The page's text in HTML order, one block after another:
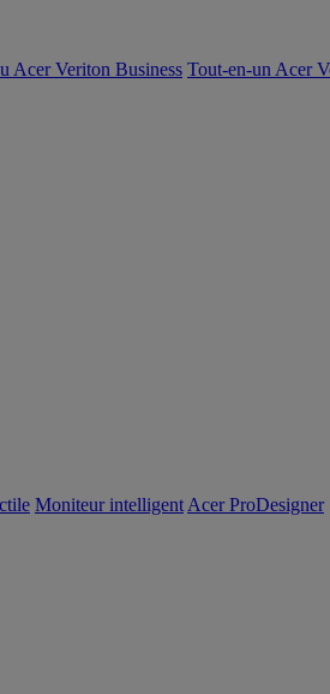
Acer Veriton Business Tout-en-un Acer
Moniteur intelligent Acer ProDesigner